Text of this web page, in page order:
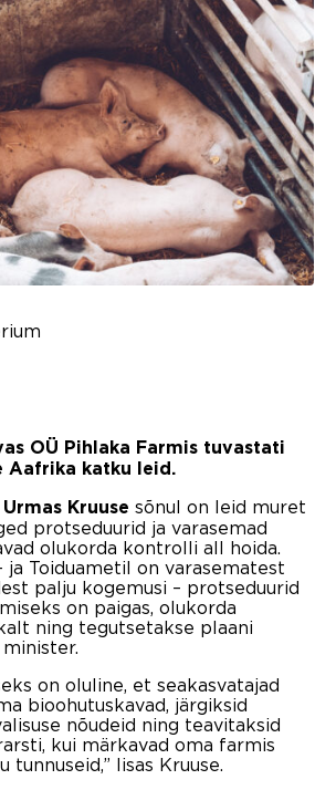
OÜ Pihlaka Farmis tuvastati
Aafrika katku leid.
Urmas Kruuse sõnul on leid muret
protseduurid ja varasemad
olukorda kontrolli all hoida.
ja Toiduametil on varasematest
palju kogemusi – protseduurid
on paigas, olukorda
ning tegutsetakse plaani
on oluline, et seakasvatajad
bioohutuskavad, järgiksid
nõudeid ning teavitaksid
kui märkavad oma farmis
tunnuseid,” lisas Kruuse.